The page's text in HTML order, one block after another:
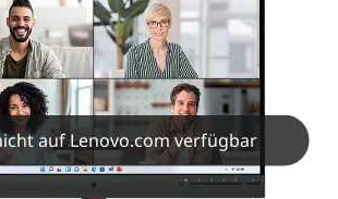
auf Lenovo.com verfügbar